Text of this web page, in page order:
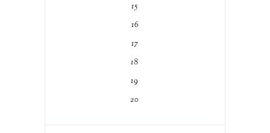
15
16
17
18
19
20